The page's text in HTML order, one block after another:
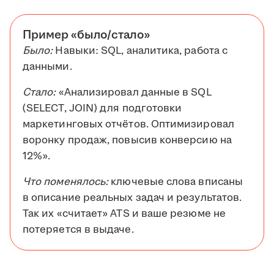
Пример «было/стало»
Было:Навыки: SQL, аналитика, работа с
данными.
Стало:«Анализировал данные в SQL
(SELECT, JOIN) для подготовки
маркетинговых отчётов. Оптимизировал
воронку продаж, повысив конверсию на
12%».
Что поменялось:ключевые слова вписаны
в описание реальных задач и результатов.
Так их «считает» ATS и ваше резюме не
потеряется в выдаче.